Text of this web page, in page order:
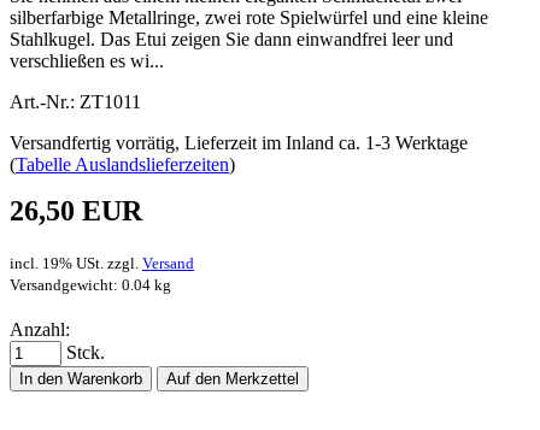
silberfarbige Metallringe, zwei rote Spielwürfel und eine kleine
Stahlkugel. Das Etui zeigen Sie dann einwandfrei leer und
verschließen es wi...
Art.-Nr.: ZT1011
Versandfertig vorrätig, Lieferzeit im Inland ca. 1-3 Werktage
(Tabelle Auslandslieferzeiten)
26,50 EUR
incl. 19% USt. zzgl. Versand
Versandgewicht: 0.04 kg
Anzahl:
Stck.
In den Warenkorb Auf den Merkzettel